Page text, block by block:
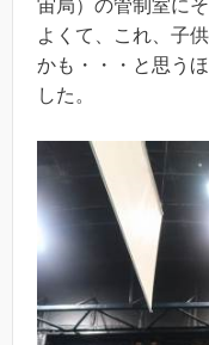
宙局）の管制室に
よくて、これ、子
かも・・・と思う
した。